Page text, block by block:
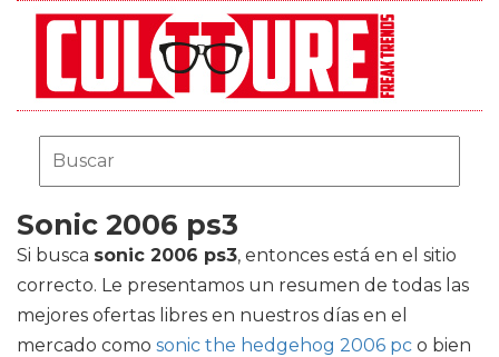
Sonic 2006 ps3
Si busca sonic 2006 ps3, entonces está en el sitio
correcto. Le presentamos un resumen de todas las
mejores ofertas libres en nuestros días en el
mercado como sonic the hedgehog 2006 pc o bien